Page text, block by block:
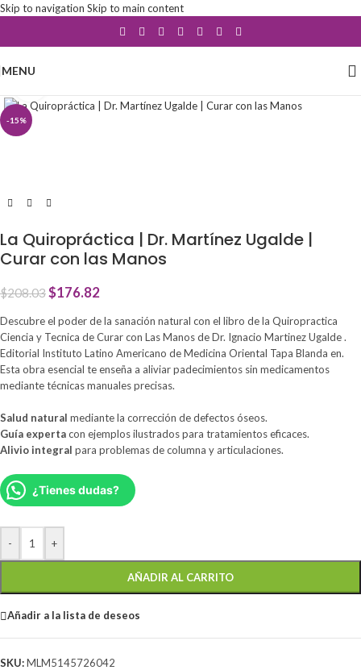
Skip to navigation Skip to main content
MENU
-15%
La Quiropráctica | Dr. Martínez Ugalde |
Curar con las Manos
$208.03$176.82
Descubre el poder de la sanación natural con el libro de la Quiropractica
Ciencia y Tecnica de Curar con Las Manos de Dr. Ignacio Martinez Ugalde .
Editorial Instituto Latino Americano de Medicina Oriental Tapa Blanda en.
Esta obra esencial te enseña a aliviar padecimientos sin medicamentos
mediante técnicas manuales precisas.
Salud natural mediante la corrección de defectos óseos.
Guía expertacon ejemplos ilustrados para tratamientos eficaces.
Alivio integral para problemas de columna y articulaciones.
¿Tienes dudas?
- +
AÑADIR AL CARRITO
Añadir a la lista de deseos
SKU:MLM5145726042